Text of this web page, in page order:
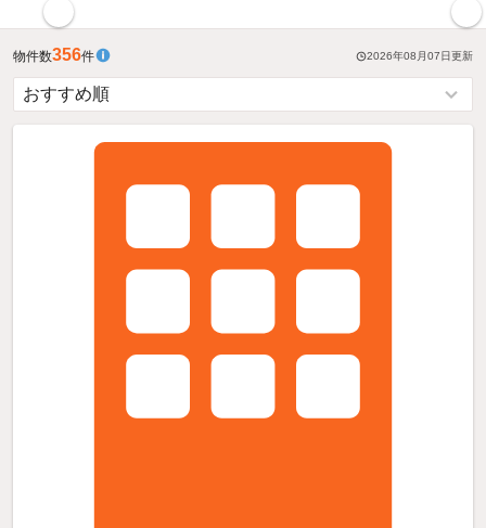
物件数356件 2026年08月07日更新